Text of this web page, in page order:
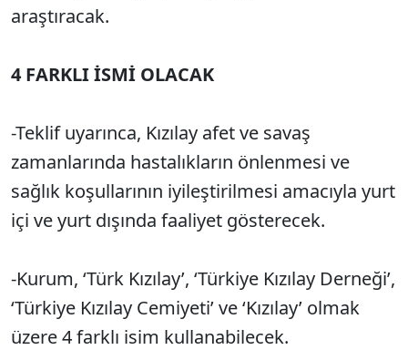
araştıracak.
4 FARKLI İSMİ OLACAK
-Teklif uyarınca, Kızılay afet ve savaş
zamanlarında hastalıkların önlenmesi ve
sağlık koşullarının iyileştirilmesi amacıyla yurt
içi ve yurt dışında faaliyet gösterecek.
-Kurum, ‘Türk Kızılay’, ‘Türkiye Kızılay Derneği’,
‘Türkiye Kızılay Cemiyeti’ ve ‘Kızılay’ olmak
üzere 4 farklı isim kullanabilecek.